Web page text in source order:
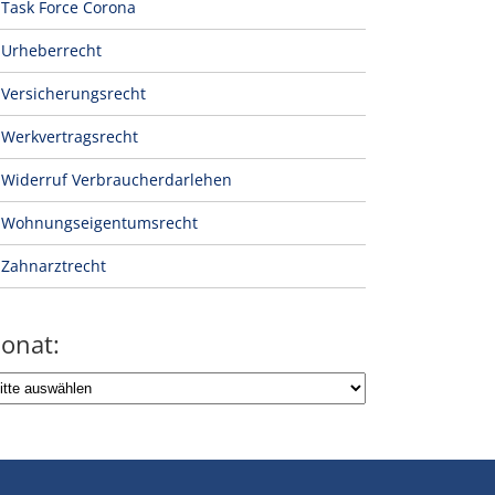
Task Force Corona
Urheberrecht
Versicherungsrecht
Werkvertragsrecht
Widerruf Verbraucherdarlehen
Wohnungseigentumsrecht
Zahnarztrecht